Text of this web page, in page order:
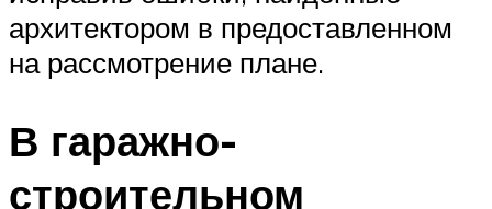
архитектором в предоставленном
на рассмотрение плане.
В гаражно-
строительном